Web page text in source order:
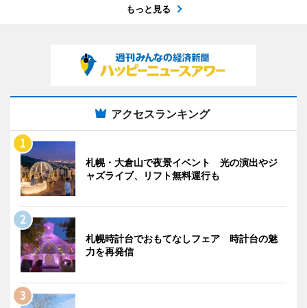
もっと見る
アクセスランキング
札幌・大倉山で夜景イベント 光の演出やジ
ャズライブ、リフト無料運行も
札幌時計台でおもてなしフェア 時計台の魅
力を再発信